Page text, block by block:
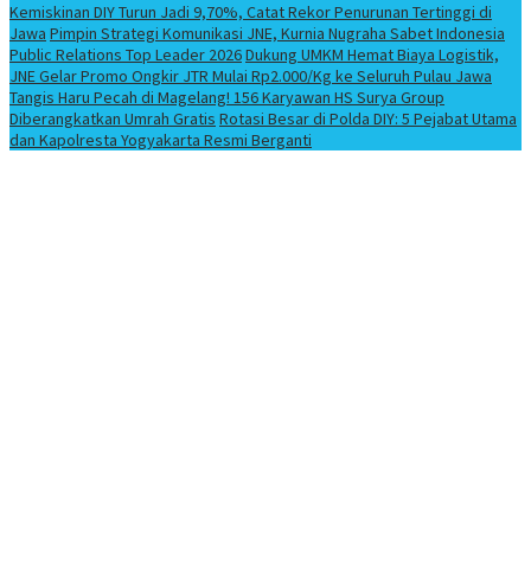
Kemiskinan DIY Turun Jadi 9,70%, Catat Rekor Penurunan Tertinggi di
Jawa Pimpin Strategi Komunikasi JNE, Kurnia Nugraha Sabet Indonesia
Public Relations Top Leader 2026Dukung UMKM Hemat Biaya Logistik,
JNE Gelar Promo Ongkir JTR Mulai Rp2.000/Kg ke Seluruh Pulau Jawa
Tangis Haru Pecah di Magelang! 156 Karyawan HS Surya Group
Diberangkatkan Umrah Gratis Rotasi Besar di Polda DIY: 5 Pejabat Utama
dan Kapolresta Yogyakarta Resmi Berganti